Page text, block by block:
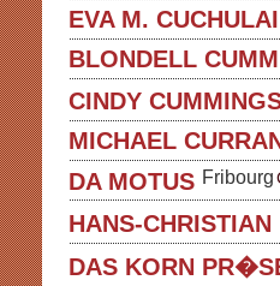
EVA M.
BLONDELL
CINDY
MICHAEL
DA MOTUS Fribourg
HANS-CHRISTIAN
DAS KORN